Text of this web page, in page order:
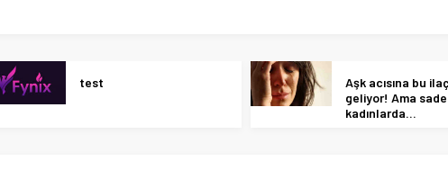
test
Aşk acısına bu
geliyor! Ama
kadınlarda…